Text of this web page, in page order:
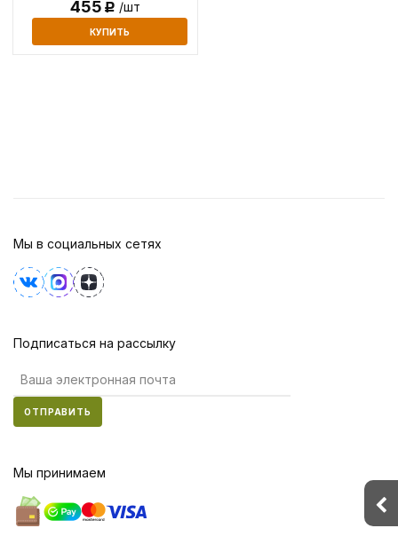
455Р /шт
КУПИТЬ
Мы в социальных сетях
Подписаться на рассылку
ОТПРАВИТЬ
Мы принимаем